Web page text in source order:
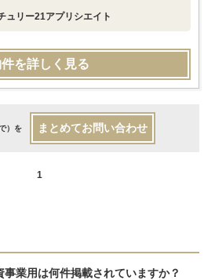
ュリー21アプリシエイト
を詳しく見る
）を まとめてお問い合わせ
1
業用は何件掲載されていますか？